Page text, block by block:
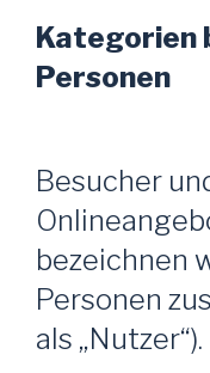
Personen
Besucher
bezeichnen
Personen
als „Nutzer“).